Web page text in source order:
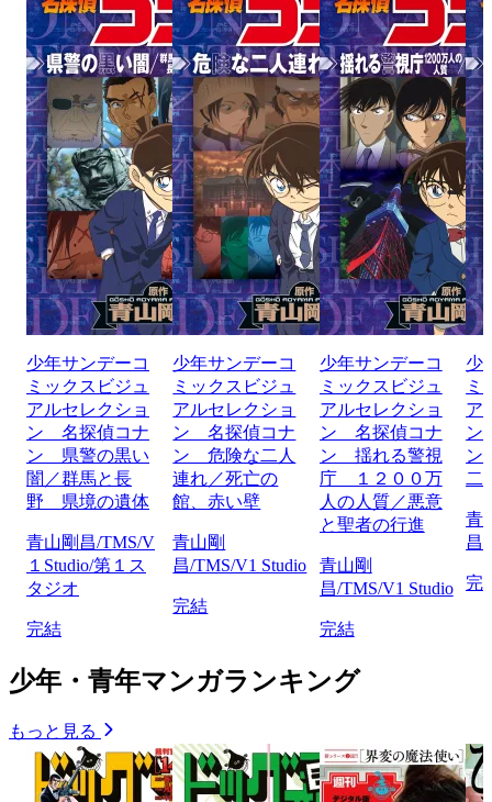
少年サンデーコ
ミックスビジュ
アルセレクショ
ン 名探偵コナ
ン 県警の黒い
闇／群馬と長
野 県境の遺体
青山剛昌/TMS/V
１Studio/第１ス
タジオ
完結
少年サンデーコ
ミックスビジュ
アルセレクショ
ン 名探偵コナ
ン 危険な二人
連れ／死亡の
館、赤い壁
青山剛
昌/TMS/V1 Studio
完結
少年サンデーコ
ミックスビジュ
アルセレクショ
ン 名探偵コナ
ン 揺れる警視
庁 １２００万
人の人質／悪意
と聖者の行進
青山剛
昌/TMS/V1 Studio
完結
少
ミ
ア
ン
ン
二
青
昌
完
少年・青年マンガランキング
もっと見る